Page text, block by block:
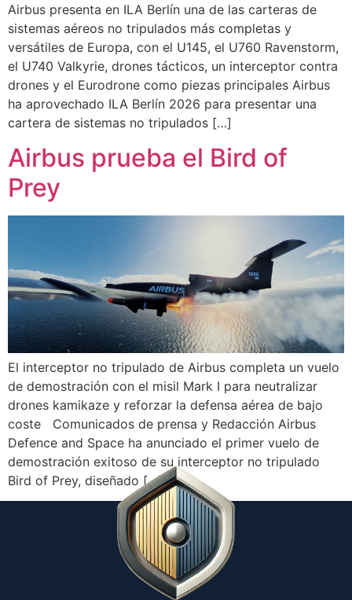
Airbus presenta en ILA Berlín una de las carteras de
sistemas aéreos no tripulados más completas y
versátiles de Europa, con el U145, el U760 Ravenstorm,
el U740 Valkyrie, drones tácticos, un interceptor contra
drones y el Eurodrone como piezas principales Airbus
ha aprovechado ILA Berlín 2026 para presentar una
cartera de sistemas no tripulados […]
Airbus prueba el Bird of
Prey
El interceptor no tripulado de Airbus completa un vuelo
de demostración con el misil Mark I para neutralizar
drones kamikaze y reforzar la defensa aérea de bajo
coste Comunicados de prensa y Redacción Airbus
Defence and Space ha anunciado el primer vuelo de
demostración exitoso de su interceptor no tripulado
Bird of Prey, diseñado […]